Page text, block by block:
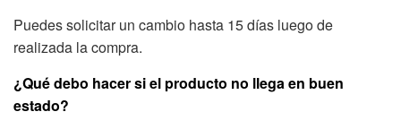
Puedes solicitar un cambio hasta 15 días luego de
realizada la compra.
¿Qué debo hacer si el producto no llega en buen
estado?